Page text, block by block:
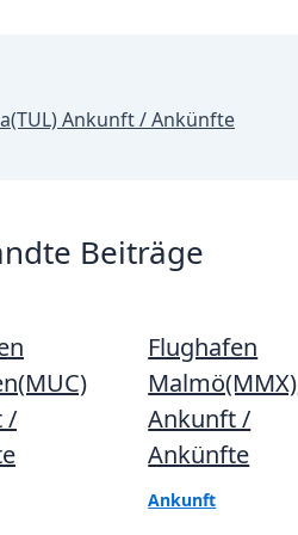
Ankunft / Ankünfte
Beiträge
/
Flughafen
Malmö(MMX)
Ankunft /
Ankünfte
Ankunft